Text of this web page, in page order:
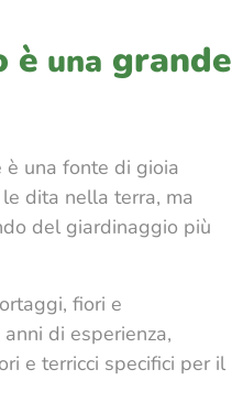
è una grande
è una fonte di gioia
dita nella terra, ma
del giardinaggio più
fiori e
di esperienza,
e terricci specifici per il